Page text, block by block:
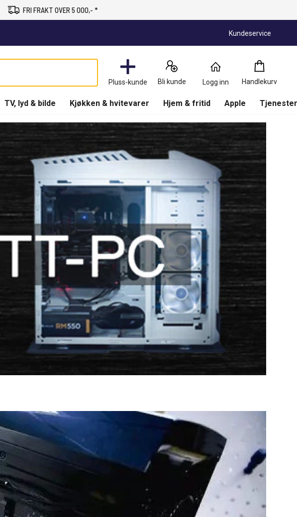
FRI FRAKT OVER 5 000,- *
Kundeservice
Pluss-kunde Bli kunde Logg inn Handlekurv
Handlekurv
0
Produkter
TV, lyd & bilde Kjøkken & hvitevarer Hjem & fritid Apple